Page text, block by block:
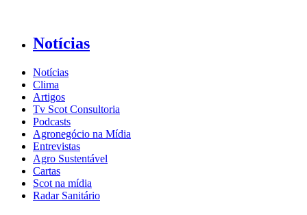
Notícias
Notícias
Clima
Artigos
Tv Scot Consultoria
Podcasts
Agronegócio na Mídia
Entrevistas
Agro Sustentável
Cartas
Scot na mídia
Radar Sanitário